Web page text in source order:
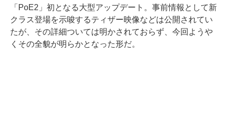
「PoE2」初となる大型アップデート。事前情報として新
クラス登場を示唆するティザー映像などは公開されてい
たが、その詳細ついては明かされておらず、今回ようや
くその全貌が明らかとなった形だ。